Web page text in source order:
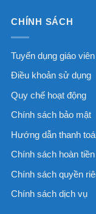
CHÍNH SÁCH
Tuyển dụng giáo
Điều khoản sử dụng
Quy chế hoạt động
Chính sách bảo mật
Hướng dẫn thanh
Chính sách hoàn tiền
Chính sách quyền
Chính sách dịch vụ